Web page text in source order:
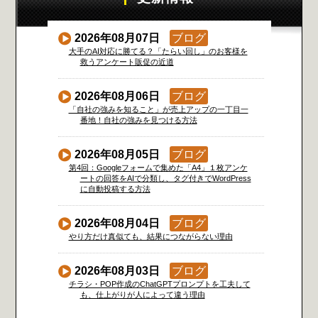
2026年08月07日 ブログ
大手のAI対応に勝てる？「たらい回し」のお客様を
救うアンケート販促の近道
2026年08月06日 ブログ
「自社の強みを知ること」が売上アップの一丁目一
番地！自社の強みを見つける方法
2026年08月05日 ブログ
第4回：Googleフォームで集めた「A4」１枚アンケ
ートの回答をAIで分類し、タグ付きでWordPress
に自動投稿する方法
2026年08月04日 ブログ
やり方だけ真似ても、結果につながらない理由
2026年08月03日 ブログ
チラシ・POP作成のChatGPTプロンプトを工夫して
も、仕上がりが人によって違う理由